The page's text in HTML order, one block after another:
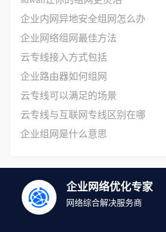
企业内网异地安全组网怎么办
企业网络组网最佳方法
云专线接入方式包括
企业路由器如何组网
云专线可以满足的场景
云专线与互联网专线区别在哪
企业组网是什么意思
企业网络优化专家
网络综合解决服务商